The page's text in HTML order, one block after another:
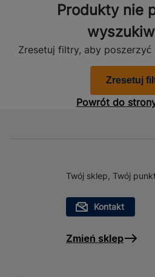
Produkty nie
Zresetuj filtry, aby poszerzyć
Twój sklep, Twój
Kontakt
Zmień sklep